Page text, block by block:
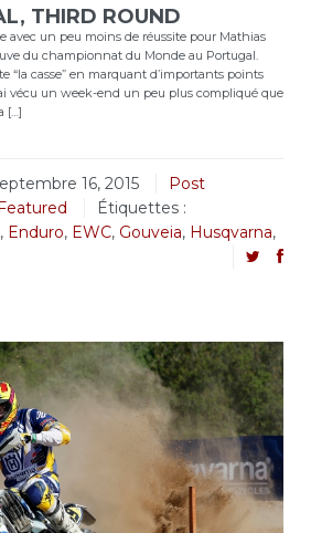
THIRD ROUND
avec un peu moins de réussite pour Mathias
du championnat du Monde au Portugal.
“la casse” en marquant d’importants points
vécu un week-end un peu plus compliqué que
[…]
16, 2015
Post
Étiquettes :
, Enduro, EWC, Gouveia, Husqvarna,